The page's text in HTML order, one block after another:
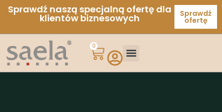
Sprawdź naszą specjalną ofertę dla
klientów biznesowych Sprawdź
ofertę
0